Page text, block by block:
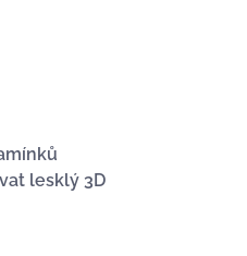
lesklý 3D